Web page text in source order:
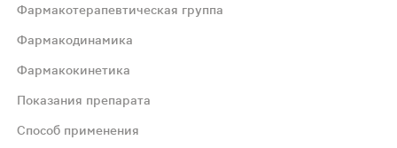
действие, взаимодействуя с 50S
Фармакотерапевтическая группа
Фармакодинамика
Фармакокинетика
Показания препарата
Способ применения